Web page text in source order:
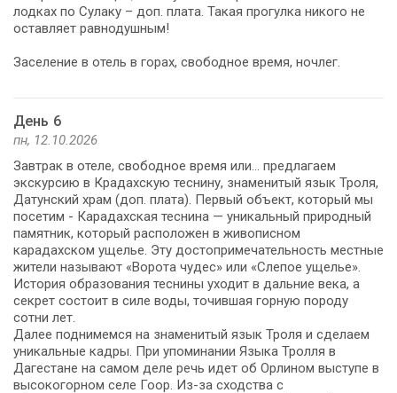
лодках по Сулаку – доп. плата. Такая прогулка никого не
оставляет равнодушным!
Заселение в отель в горах, свободное время, ночлег.
День 6
пн, 12.10.2026
Завтрак в отеле, свободное время или... предлагаем
экскурсию в Крадахскую теснину, знаменитый язык Троля,
Датунский храм (доп. плата). Первый объект, который мы
посетим - Карадахская теснина — уникальный природный
памятник, который расположен в живописном
карадахском ущелье. Эту достопримечательность местные
жители называют «Ворота чудес» или «Слепое ущелье».
История образования теснины уходит в дальние века, а
секрет состоит в силе воды, точившая горную породу
сотни лет.
Далее поднимемся на знаменитый язык Троля и сделаем
уникальные кадры. При упоминании Языка Тролля в
Дагестане на самом деле речь идет об Орлином выступе в
высокогорном селе Гоор. Из-за сходства с